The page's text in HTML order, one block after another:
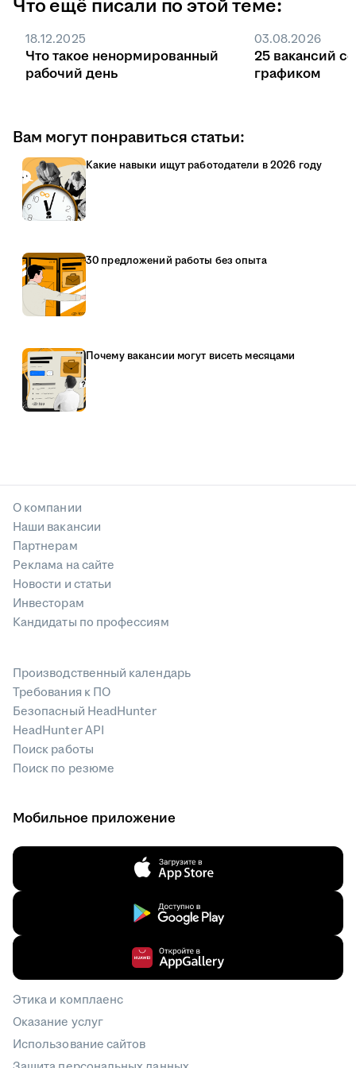
компания или ИП, а договор заключают в
любой момент обучения.
Что ещё писали по этой теме:
18.12.2025
Что такое ненормированный
рабочий день
03.08.2026
25 вакансий
графиком
Вам могут понравиться статьи:
Какие навыки ищут работодатели в 2026 году
30 предложений работы без опыта
Почему вакансии могут висеть месяцами
О компании
Наши вакансии
Партнерам
Реклама на сайте
Новости и статьи
Инвесторам
Кандидаты по профессиям
Производственный календарь
Требования к ПО
Безопасный HeadHunter
HeadHunter API
Поиск работы
Поиск по резюме
Мобильное приложение
Этика и комплаенс
Оказание услуг
Использование сайтов